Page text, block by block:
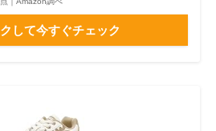
して今すぐチェック